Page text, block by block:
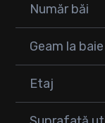
Număr băi
Geam la baie
Etaj